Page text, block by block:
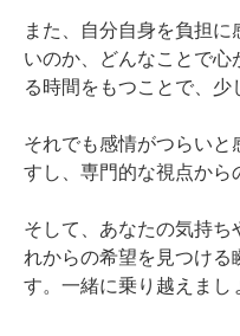
また、自分自身を負担
いのか、どんなことで
る時間をもつことで、少
それでも感情がつらいと
すし、専門的な視点から
そして、あなたの気持ち
れからの希望を見つける
す。一緒に乗り越えまし